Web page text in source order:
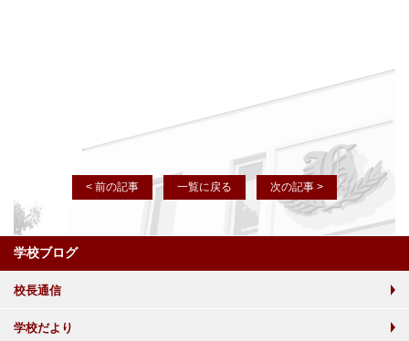
< 前の記事 一覧に戻る 次の記事 >
学校ブログ
校長通信
学校だより